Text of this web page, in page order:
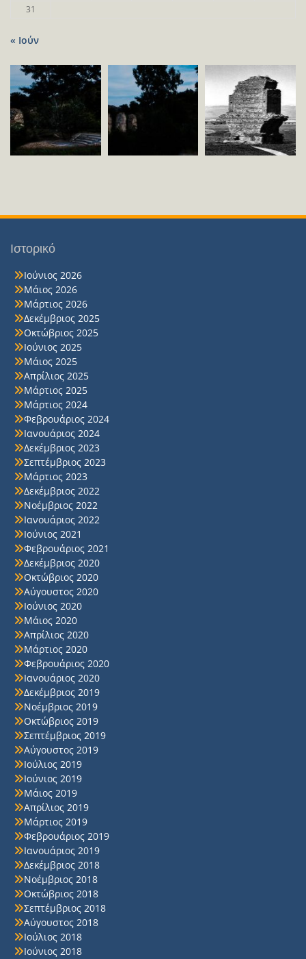
31
« Ιούν
Ιστορικό
Ιούνιος 2026
Μάιος 2026
Μάρτιος 2026
Δεκέμβριος 2025
Οκτώβριος 2025
Ιούνιος 2025
Μάιος 2025
Απρίλιος 2025
Μάρτιος 2025
Μάρτιος 2024
Φεβρουάριος 2024
Ιανουάριος 2024
Δεκέμβριος 2023
Σεπτέμβριος 2023
Μάρτιος 2023
Δεκέμβριος 2022
Νοέμβριος 2022
Ιανουάριος 2022
Ιούνιος 2021
Φεβρουάριος 2021
Δεκέμβριος 2020
Οκτώβριος 2020
Αύγουστος 2020
Ιούνιος 2020
Μάιος 2020
Απρίλιος 2020
Μάρτιος 2020
Φεβρουάριος 2020
Ιανουάριος 2020
Δεκέμβριος 2019
Νοέμβριος 2019
Οκτώβριος 2019
Σεπτέμβριος 2019
Αύγουστος 2019
Ιούλιος 2019
Ιούνιος 2019
Μάιος 2019
Απρίλιος 2019
Μάρτιος 2019
Φεβρουάριος 2019
Ιανουάριος 2019
Δεκέμβριος 2018
Νοέμβριος 2018
Οκτώβριος 2018
Σεπτέμβριος 2018
Αύγουστος 2018
Ιούλιος 2018
Ιούνιος 2018